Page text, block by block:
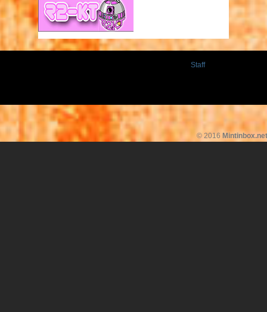
Staff
© 2016 Mintinbox.net